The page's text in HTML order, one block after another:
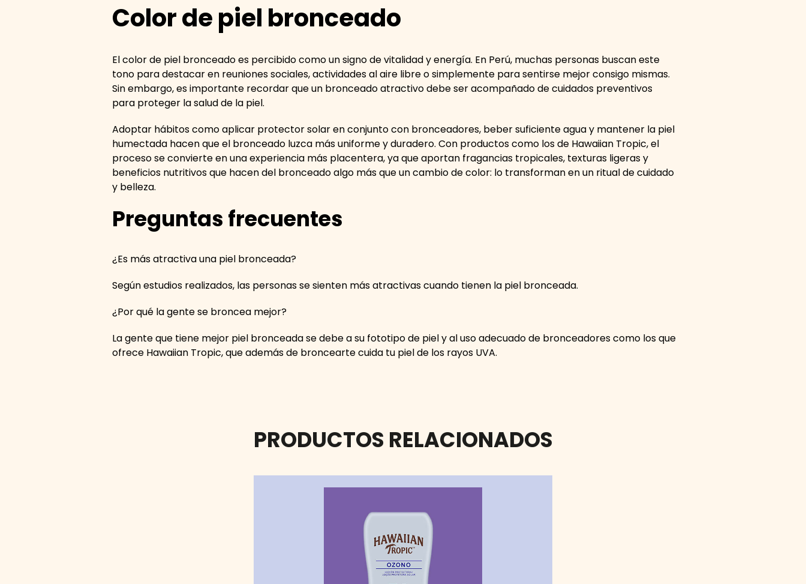
Color de piel bronceado
El color de piel bronceado es percibido como un signo de vitalidad y energía. En Perú, muchas personas buscan este
tono para destacar en reuniones sociales, actividades al aire libre o simplemente para sentirse mejor consigo mismas.
Sin embargo, es importante recordar que un bronceado atractivo debe ser acompañado de cuidados preventivos
para proteger la salud de la piel.
Adoptar hábitos como aplicar protector solar en conjunto con bronceadores, beber suficiente agua y mantener la piel
humectada hacen que el bronceado luzca más uniforme y duradero. Con productos como los de Hawaiian Tropic, el
proceso se convierte en una experiencia más placentera, ya que aportan fragancias tropicales, texturas ligeras y
beneficios nutritivos que hacen del bronceado algo más que un cambio de color: lo transforman en un ritual de cuidado
y belleza.
Preguntas frecuentes
¿Es más atractiva una piel bronceada?
Según estudios realizados, las personas se sienten más atractivas cuando tienen la piel bronceada.
¿Por qué la gente se broncea mejor?
La gente que tiene mejor piel bronceada se debe a su fototipo de piel y al uso adecuado de bronceadores como los que
ofrece Hawaiian Tropic, que además de broncearte cuida tu piel de los rayos UVA.
PRODUCTOS RELACIONADOS